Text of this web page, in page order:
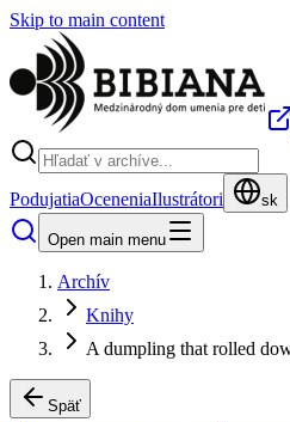
Skip to main content
PodujatiaOceneniaIlustrátori sk
Open main menu
Archív
Knihy
A dumpling that rolled
Späť